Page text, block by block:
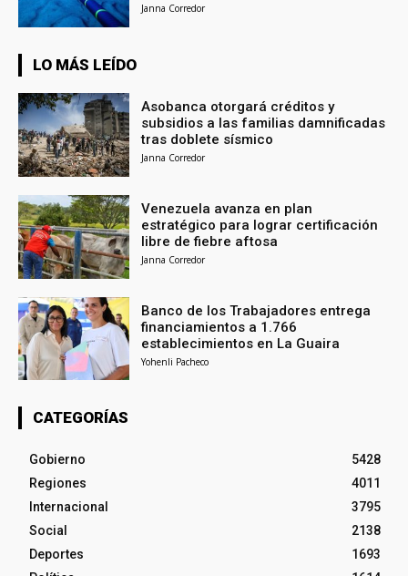
Janna Corredor
LO MÁS LEÍDO
Asobanca otorgará créditos y
subsidios a las familias damnificadas
tras doblete sísmico
Janna Corredor
Venezuela avanza en plan
estratégico para lograr certificación
libre de fiebre aftosa
Janna Corredor
Banco de los Trabajadores entrega
financiamientos a 1.766
establecimientos en La Guaira
Yohenli Pacheco
CATEGORÍAS
Gobierno
5428
Regiones
4011
Internacional
3795
Social
2138
Deportes
1693